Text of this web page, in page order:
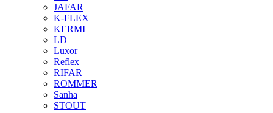
JAFAR
K-FLEX
KERMI
LD
Luxor
Reflex
RIFAR
ROMMER
Sanha
STOUT